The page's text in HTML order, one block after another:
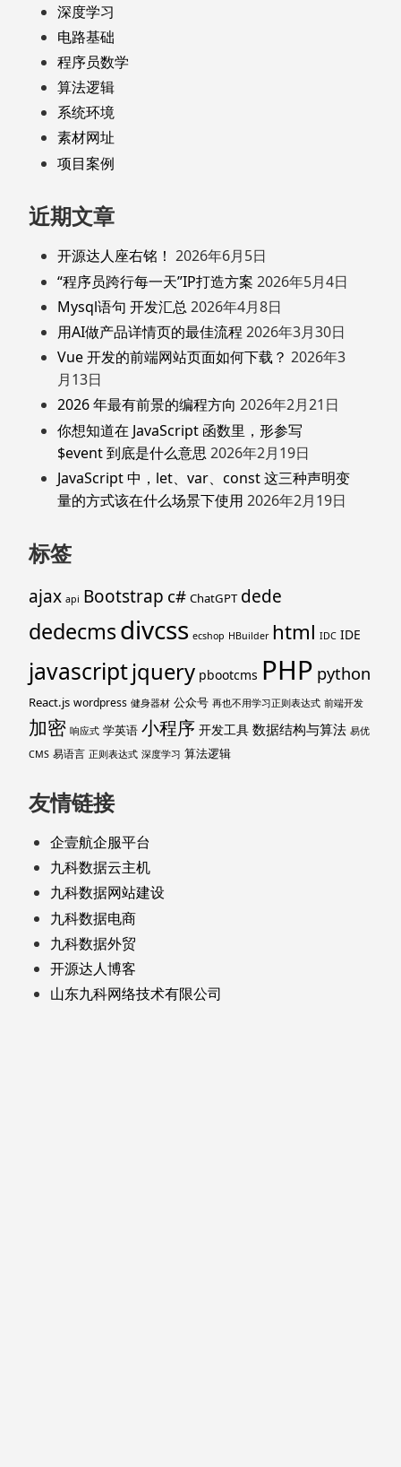
深度学习
电路基础
程序员数学
算法逻辑
系统环境
素材网址
项目案例
近期文章
开源达人座右铭！ 2026年6月5日
“程序员跨行每一天”IP打造方案 2026年5月4日
Mysql语句 开发汇总 2026年4月8日
用AI做产品详情页的最佳流程 2026年3月30日
Vue 开发的前端网站页面如何下载？ 2026年3
月13日
2026 年最有前景的编程方向 2026年2月21日
你想知道在 JavaScript 函数里，形参写
$event 到底是什么意思 2026年2月19日
JavaScript 中，let、var、const 这三种声明变
量的方式该在什么场景下使用 2026年2月19日
标签
ajax api Bootstrap c# ChatGPT dede
dedecmsdivcss ecshop HBuilder html IDC IDE
javascriptjquery pbootcms PHP python
React.js wordpress 健身器材 公众号 再也不用学习正则表达式 前端开发
加密 响应式 学英语 小程序 开发工具 数据结构与算法 易优
CMS 易语言 正则表达式 深度学习 算法逻辑
友情链接
企壹航企服平台
九科数据云主机
九科数据网站建设
九科数据电商
九科数据外贸
开源达人博客
山东九科网络技术有限公司